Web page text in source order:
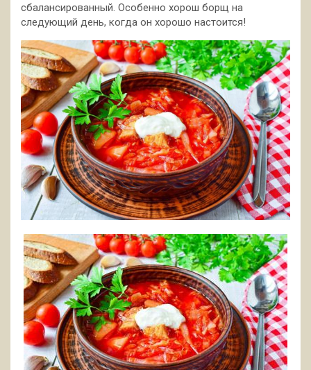
сбалансированный. Особенно хорош борщ на
следующий день, когда он хорошо настоится!